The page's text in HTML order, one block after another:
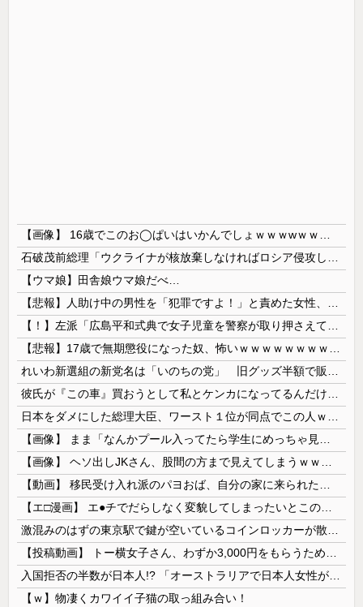
【ウマ娘】田舎娘ウマ娘だべ…
【ｗ】物凄くカワイイ子猫の取っ組み合い！